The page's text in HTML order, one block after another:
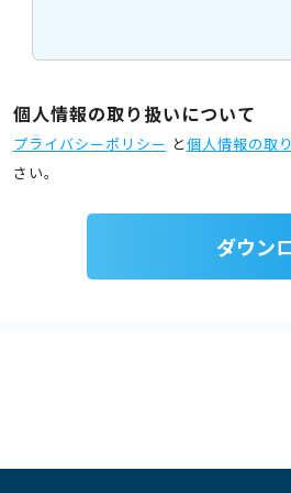
個人情報の取り扱いについて
プライバシーポリシー と個人情報の取
さい。
ダウン